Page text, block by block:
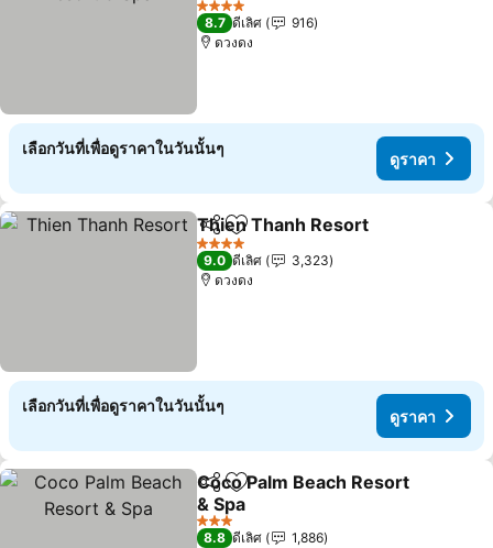
4 ดาว
8.7 ดีเลิศ
916
ดวงดง
เลือกวันที่เพื่อดูราคาในวันนั้นๆ
ดูราคา
แชร์ เพิ่มในรายการโปรด
Thien Thanh Resort
4 ดาว
9.0 ดีเลิศ
3,323
ดวงดง
เลือกวันที่เพื่อดูราคาในวันนั้นๆ
ดูราคา
แชร์ เพิ่มในรายการโปรด
Coco Palm Beach Resort
& Spa
3 ดาว
8.8 ดีเลิศ
1,886